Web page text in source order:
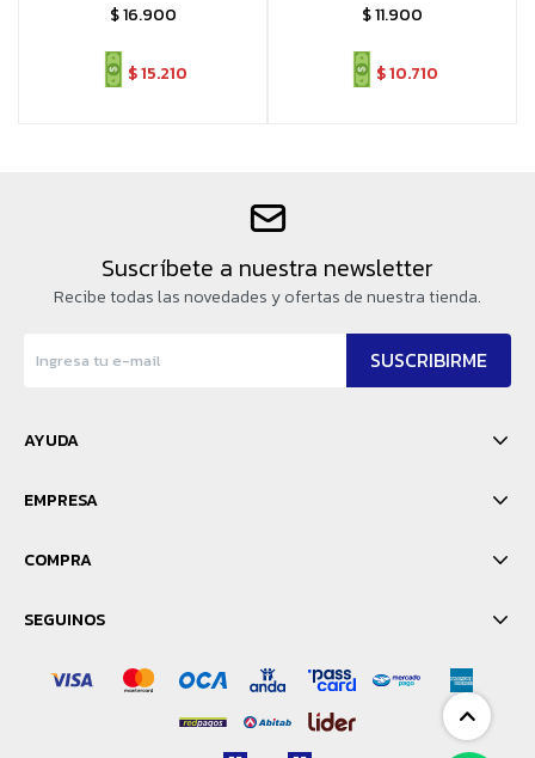
$16.900
$15.210
$11.900
$10.710
Suscríbete a nuestra newsletter
Recibe todas las novedades y ofertas de nuestra tienda.
SUSCRIBIRME
AYUDA
EMPRESA
COMPRA
SEGUINOS